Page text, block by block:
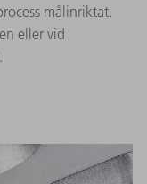
målinriktat.
eller vid